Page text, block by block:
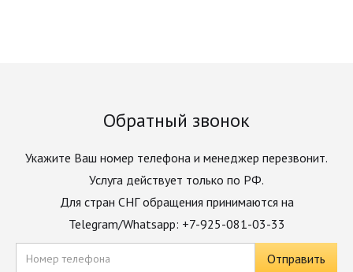
Обратный звонок
Укажите Ваш номер телефона и менеджер перезвонит.
Услуга действует только по РФ.
Для стран СНГ обращения принимаются на
Telegram/Whatsapp: +7-925-081-03-33